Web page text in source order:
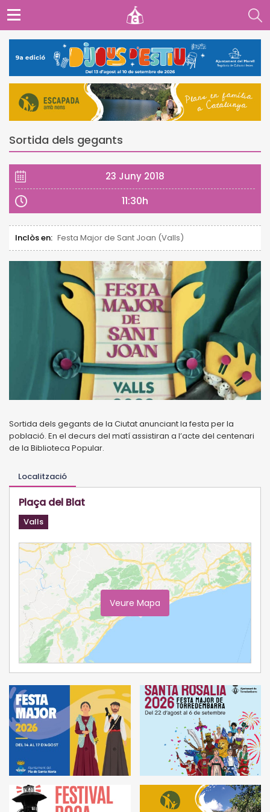
Sortida dels gegants
23 Juny 2018
11:30h
Inclòs en: Festa Major de Sant Joan (Valls)
Sortida dels gegants de la Ciutat anunciant la festa per la
població. En el decurs del matí assistiran a l’acte del centenari
de la Biblioteca Popular.
Localització
Plaça del Blat
Valls
Veure Mapa